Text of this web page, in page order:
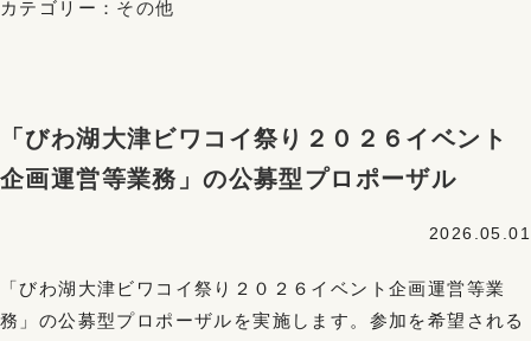
カテゴリー： その他
「びわ湖大津ビワコイ祭り２０２６イベント
企画運営等業務」の公募型プロポーザル
2026.05.01
「びわ湖大津ビワコイ祭り２０２６イベント企画運営等業
務」の公募型プロポーザルを実施します。参加を希望される